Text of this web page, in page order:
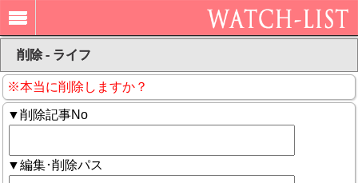
削除 - ライフ
※本当に削除しますか？
▼削除記事No
▼編集･削除パス